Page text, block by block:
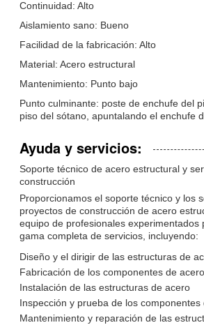
Continuidad: Alto
Aislamiento sano: Bueno
Facilidad de la fabricación: Alto
Material: Acero estructural
Mantenimiento: Punto bajo
Punto culminante: poste de enchufe del
piso del sótano, apuntalando el enchufe
Ayuda y servicios:
Soporte técnico de acero estructural y
construcción
Proporcionamos el soporte técnico y los
proyectos de construcción de acero
equipo de profesionales experimentados
gama completa de servicios, incluyendo:
Diseño y el dirigir de las estructuras de
Fabricación de los componentes de acero
Instalación de las estructuras de acero
Inspección y prueba de los componentes
Mantenimiento y reparación de las